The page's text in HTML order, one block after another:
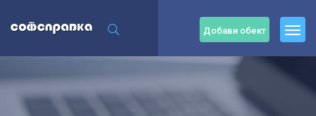
Добави обект